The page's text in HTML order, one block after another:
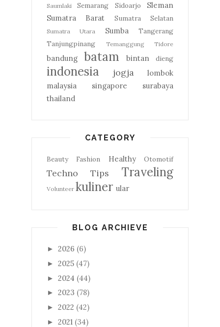
Saumlaki
Semarang Sidoarjo
Sleman
Sumatra Barat
Sumatra Selatan
Sumatra Utara Sumba
Tangerang
Tanjungpinang
Temanggung Tidore
bandung batam bintan dieng
indonesia jogja
lombok
malaysia
singapore
surabaya
thailand
CATEGORY
Beauty Fashion Healthy Otomotif
Techno Tips Traveling
Volunteer kuliner ular
BLOG ARCHIEVE
► 2026 (6)
► 2025 (47)
► 2024 (44)
► 2023 (78)
► 2022 (42)
► 2021 (34)